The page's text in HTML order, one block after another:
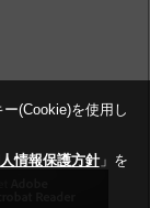
(Cookie)を使用し
情報保護方針」を